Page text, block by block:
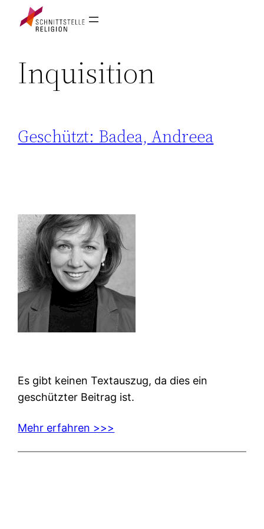
Inquisition
Geschützt: Badea, Andreea
Es gibt keinen Textauszug, da dies ein
geschützter Beitrag ist.
Mehr erfahren >>>